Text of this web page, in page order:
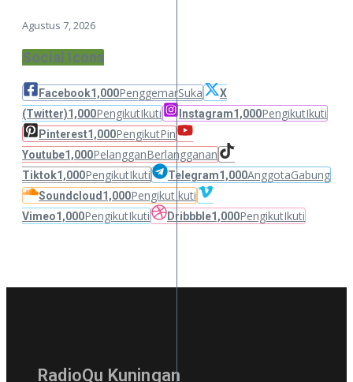
Agustus 7, 2026
Social Icons
Facebook1,000PenggemarSuka
X
(Twitter)1,000PengikutIkuti Instagram1,000PengikutIkuti
Pinterest1,000PengikutPin
Youtube1,000PelangganBerlangganan
Tiktok1,000PengikutIkuti Telegram1,000AnggotaGabung
Soundcloud 1,000PengikutIkuti
Vimeo1,000PengikutIkuti Dribbble1,000PengikutIkuti
RadioQu Kuningan